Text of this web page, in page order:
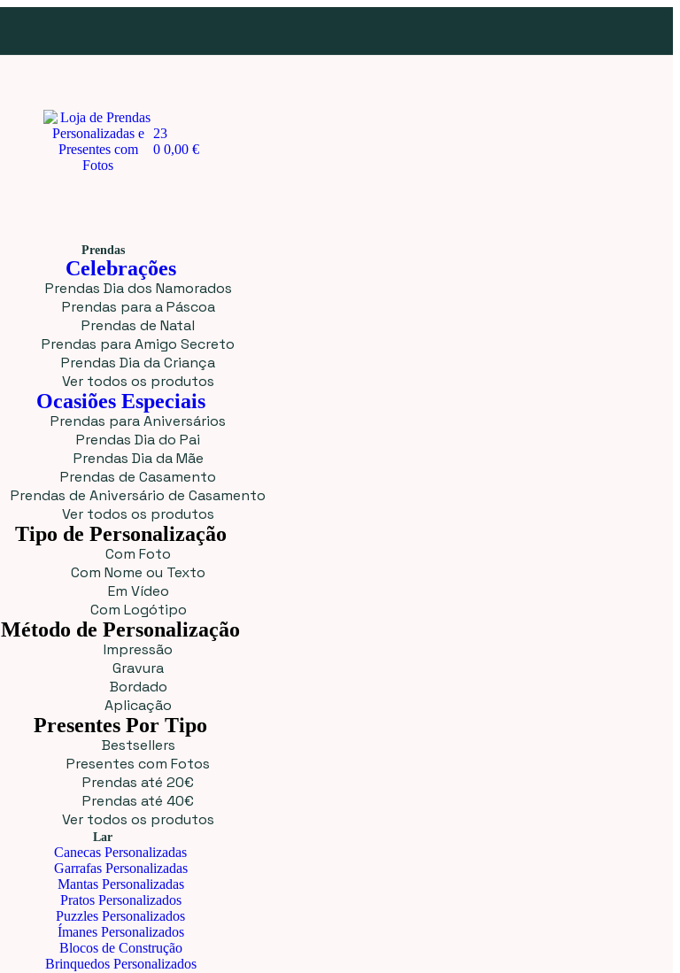
23
0 0,00 €
Prendas
Celebrações
Prendas Dia dos Namorados
Prendas para a Páscoa
Prendas de Natal
Prendas para Amigo Secreto
Prendas Dia da Criança
Ver todos os produtos
Ocasiões Especiais
Prendas para Aniversários
Prendas Dia do Pai
Prendas Dia da Mãe
Prendas de Casamento
Prendas de Aniversário de Casamento
Ver todos os produtos
Tipo de Personalização
Com Foto
Com Nome ou Texto
Em Vídeo
Com Logótipo
Método de Personalização
Impressão
Gravura
Bordado
Aplicação
Presentes Por Tipo
Bestsellers
Presentes com Fotos
Prendas até 20€
Prendas até 40€
Ver todos os produtos
Lar
Canecas Personalizadas
Garrafas Personalizadas
Mantas Personalizadas
Pratos Personalizados
Puzzles Personalizados
Ímanes Personalizados
Blocos de Construção
Brinquedos Personalizados